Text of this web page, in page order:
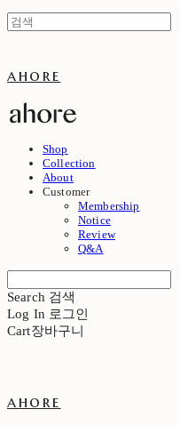
ahore
Shop
Collection
About
Customer
Membership
Notice
Review
Q&A
Search 검색
Log In 로그인
Cart장바구니
ahore